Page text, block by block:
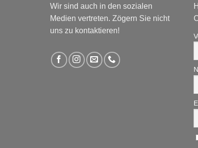
Wir sind auch in den sozialen
Medien vertreten. Zögern Sie nicht
uns zu kontaktieren!